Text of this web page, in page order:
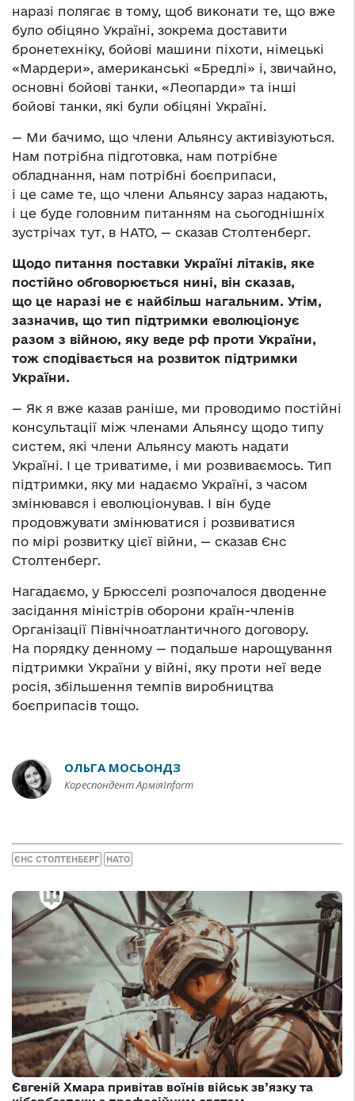
наразі полягає в тому, щоб виконати те, що вже
було обіцяно Україні, зокрема доставити
бронетехніку, бойові машини піхоти, німецькі
«Мардери», американські «Бредлі» і, звичайно,
основні бойові танки, «Леопарди» та інші
бойові танки, які були обіцяні Україні.
— Ми бачимо, що члени Альянсу активізуються.
Нам потрібна підготовка, нам потрібне
обладнання, нам потрібні боєприпаси,
і це саме те, що члени Альянсу зараз надають,
і це буде головним питанням на сьогоднішніх
зустрічах тут, в НАТО, — сказав Столтенберг.
Щодо питання поставки Україні літаків, яке
постійно обговорюється нині, він сказав,
що це наразі не є найбільш нагальним. Утім,
зазначив, що тип підтримки еволюціонує
разом з війною, яку веде рф проти України,
тож сподівається на розвиток підтримки
України.
— Як я вже казав раніше, ми проводимо постійні
консультації між членами Альянсу щодо типу
систем, які члени Альянсу мають надати
Україні. І це триватиме, і ми розвиваємось. Тип
підтримки, яку ми надаємо Україні, з часом
змінювався і еволюціонував. І він буде
продовжувати змінюватися і розвиватися
по мірі розвитку цієї війни, — сказав Єнс
Столтенберг.
Нагадаємо, у Брюсселі розпочалося дводенне
засідання міністрів оборони країн-членів
Організації Північноатлантичного договору.
На порядку денному — подальше нарощування
підтримки України у війні, яку проти неї веде
росія, збільшення темпів виробництва
боєприпасів тощо.
ОЛЬГА МОСЬОНДЗ
Кореспондент АрміяInform
ЄНС СТОЛТЕНБЕРГ НАТО
Євгеній Хмара привітав воїнів військ зв’язку та